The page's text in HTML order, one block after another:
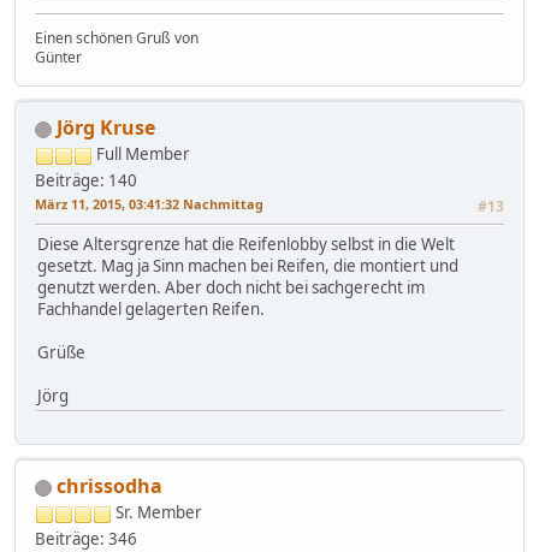
Einen schönen Gruß von
Günter
Jörg Kruse
Full Member
Beiträge: 140
März 11, 2015, 03:41:32 Nachmittag #13
Diese Altersgrenze hat die Reifenlobby selbst in die Welt
gesetzt. Mag ja Sinn machen bei Reifen, die montiert und
genutzt werden. Aber doch nicht bei sachgerecht im
Fachhandel gelagerten Reifen.
Grüße
Jörg
chrissodha
Sr. Member
Beiträge: 346